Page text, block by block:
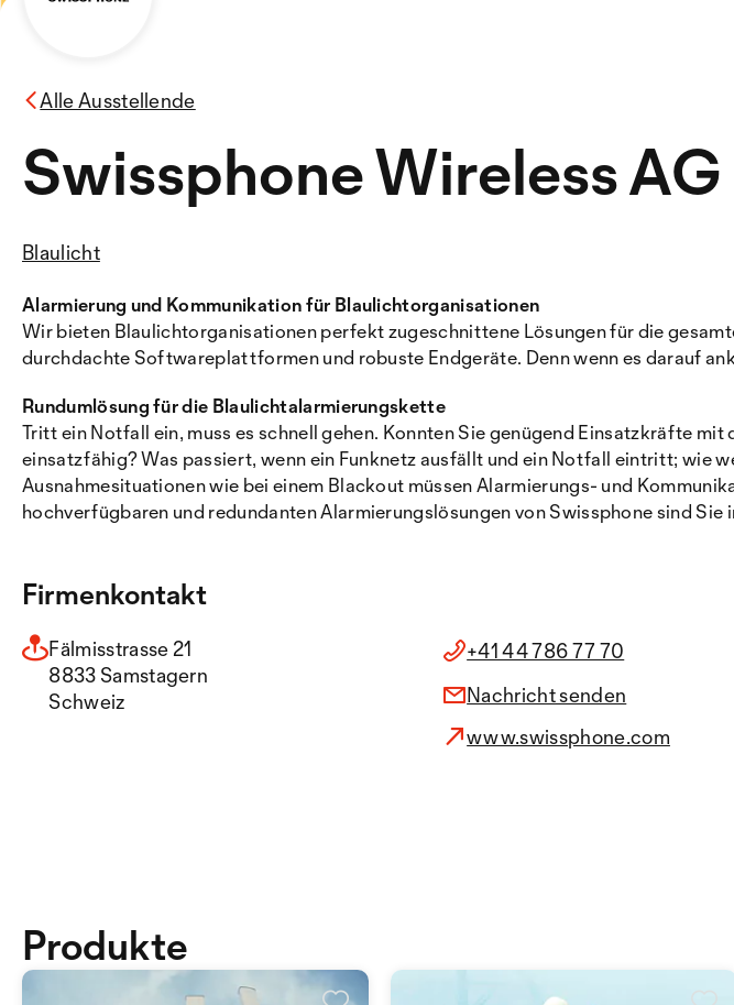
Alle Ausstellende
Swissphone Wireless AG
Blaulicht
Alarmierung und Kommunikation für Blaulichtorganisationen
Wir bieten Blaulichtorganisationen perfekt zugeschnittene Lösungen für die
durchdachte Softwareplattformen und robuste Endgeräte. Denn wenn es darauf
Rundumlösung für die Blaulichtalarmierungskette
Tritt ein Notfall ein, muss es schnell gehen. Konnten Sie genügend Einsatzkräfte
einsatzfähig? Was passiert, wenn ein Funknetz ausfällt und ein Notfall eintritt; wie
Ausnahmesituationen wie bei einem Blackout müssen Alarmierungs- und
hochverfügbaren und redundanten Alarmierungslösungen von Swissphone sind
Firmenkontakt
Fälmisstrasse 21
8833 Samstagern
Schweiz
+41 44 786 77 70
Nachricht senden
www.swissphone.com
Produkte